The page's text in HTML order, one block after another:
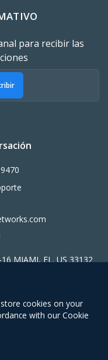
para recibir las
MIAMI, FL. US 33132
store cookies on your
with our Cookie